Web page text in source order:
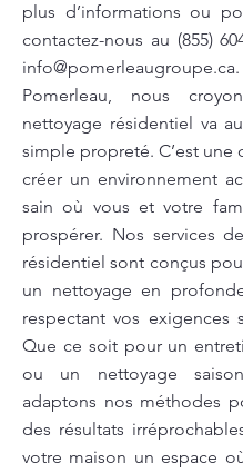
plus d’informations ou
contactez-nous au (855)
info@pomerleaugroupe.ca
Pomerleau, nous
nettoyage résidentiel va
simple propreté. C’est une
créer un environnement
sain où vous et votre
prospérer. Nos services
résidentiel sont conçus
un nettoyage en
respectant vos exigences
Que ce soit pour un
ou un nettoyage
adaptons nos méthodes
des résultats
votre maison un espace